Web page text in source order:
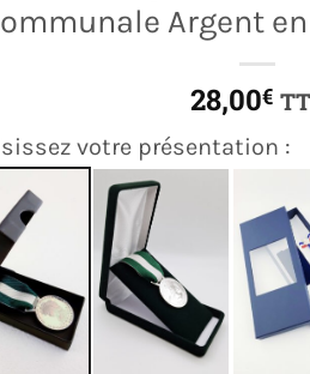
Argent
28,00€
votre présentation :